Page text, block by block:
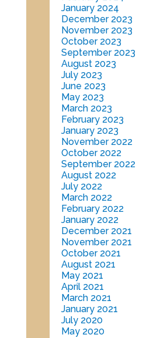
January 2024
December 2023
November 2023
October 2023
September 2023
August 2023
July 2023
June 2023
May 2023
March 2023
February 2023
January 2023
November 2022
October 2022
September 2022
August 2022
July 2022
March 2022
February 2022
January 2022
December 2021
November 2021
October 2021
August 2021
May 2021
April 2021
March 2021
January 2021
July 2020
May 2020